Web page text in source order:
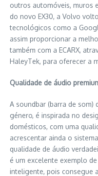
outros automóveis, muros
do novo EX30, a Volvo
tecnológicos como a
assim proporcionar a
também com a ECARX,
HaleyTek, para oferecer a
Qualidade de áudio
A soundbar (barra de som)
género, é inspirada no
domésticos, com uma
acrescentar ainda o
qualidade de áudio
é um excelente exemplo
inteligente, pois consegue